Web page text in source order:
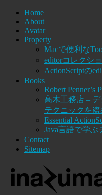
Home
About
Avatar
Property
Macで便利な
editorコレクシ
ActionScriptの
Books
Robert Penner’s
高木工務店 –
テクニックを盗
Essential
Java言語で学
Contact
Sitemap